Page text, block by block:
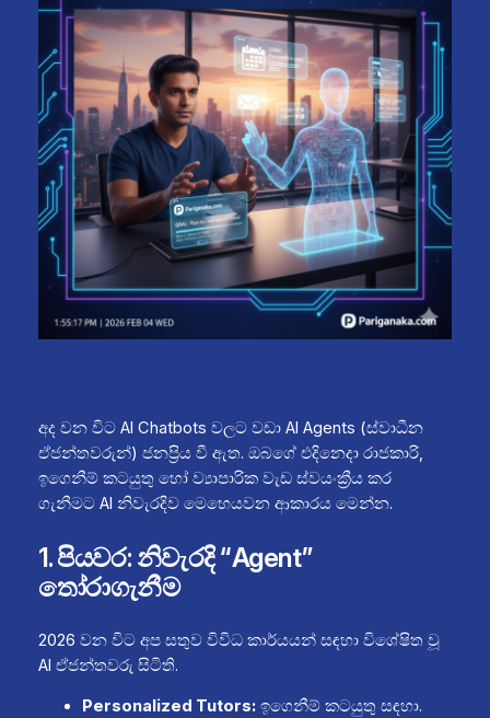
අද වන විට AI Chatbots වලට වඩා AI Agents (ස්වාධීන
ඒජන්තවරුන්) ජනප්‍රිය වී ඇත. ඔබගේ එදිනෙදා රාජකාරි,
ඉගෙනීම් කටයුතු හෝ ව්‍යාපාරික වැඩ ස්වයංක්‍රීය කර
ගැනීමට AI නිවැරදිව මෙහෙයවන ආකාරය මෙන්න.
1. පියවර: නිවැරදි “Agent”
තෝරාගැනීම
2026 වන විට අප සතුව විවිධ කාර්යයන් සඳහා විශේෂිත වූ
AI ඒජන්තවරු සිටිති.
Personalized Tutors:ඉගෙනීම් කටයුතු සඳහා.